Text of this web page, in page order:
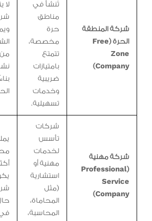
شركة المنطقة
الحرة (Free
Zone
Company)
تُنشأ في
مناطق
حرة
مخصصة،
تتمتع
بامتيازات
ضريبية
وخدمات
تسهيلية.
لا
من
شركة مهنية
(Professional
Service
Company)
شركات
تأسس
لخدمات
مهنية أو
استشارية
(مثل
المحاماة،
المحاسبة،
في